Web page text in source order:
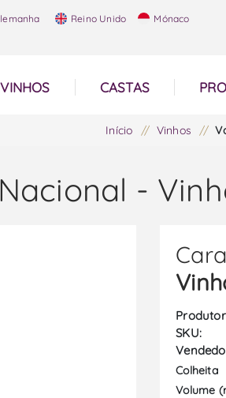
Reino Unido Mónaco
VINHOS CASTAS
Início / Vinhos /
-
SKU:
Colheita
Volume